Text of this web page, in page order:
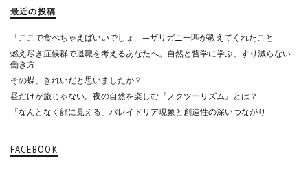
最近の投稿
「ここで食べちゃえばいいでしょ」—ザリガニ一匹が教えてくれたこと
燃え尽き症候群で退職を考えるあなたへ。自然と哲学に学ぶ、すり減らない
働き方
その蝶、きれいだと思いましたか？
昼だけが旅じゃない。夜の自然を楽しむ『ノクツーリズム』とは？
「なんとなく顔に見える」パレイドリア現象と創造性の深いつながり
FACEBOOK